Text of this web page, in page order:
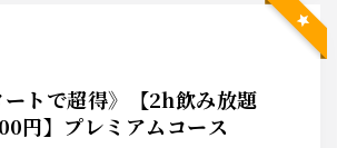
ートで超得》【2h飲み放題
円】プレミアムコース